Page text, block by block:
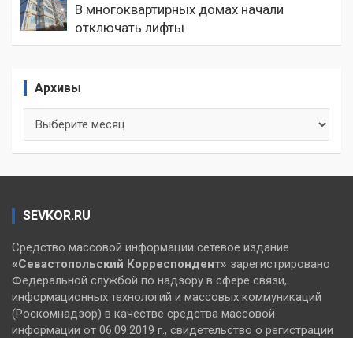
В многоквартирных домах начали
отключать лифты
Архивы
SEVKOR.RU
Средство массовой информации сетевое издание
«Севастопольский Корреспондент» зарегистрировано
Федеральной службой по надзору в сфере связи,
информационных технологий и массовых коммуникаций
(Роскомнадзор) в качестве средства массовой
информации от 06.09.2019 г., свидетельство о регистрации